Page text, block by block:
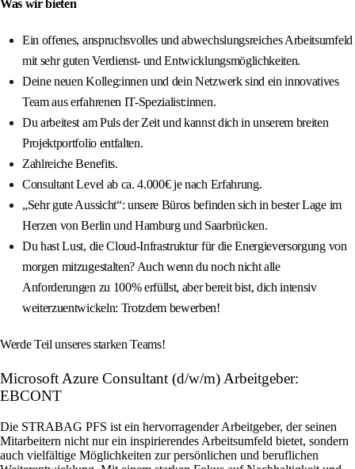
Was wir bieten
Ein offenes, anspruchsvolles und abwechslungsreiches Arbeitsumfeld
mit sehr guten Verdienst- und Entwicklungsmöglichkeiten.
Deine neuen Kolleg:innen und dein Netzwerk sind ein innovatives
Team aus erfahrenen IT-Spezialist:innen.
Du arbeitest am Puls der Zeit und kannst dich in unserem breiten
Projektportfolio entfalten.
Zahlreiche Benefits.
Consultant Level ab ca. 4.000€ je nach Erfahrung.
„Sehr gute Aussicht“: unsere Büros befinden sich in bester Lage im
Herzen von Berlin und Hamburg und Saarbrücken.
Du hast Lust, die Cloud-Infrastruktur für die Energieversorgung von
morgen mitzugestalten? Auch wenn du noch nicht alle
Anforderungen zu 100% erfüllst, aber bereit bist, dich intensiv
weiterzuentwickeln: Trotzdem bewerben!
Werde Teil unseres starken Teams!
Microsoft Azure Consultant (d/w/m) Arbeitgeber:
EBCONT
Die STRABAG PFS ist ein hervorragender Arbeitgeber, der seinen
Mitarbeitern nicht nur ein inspirierendes Arbeitsumfeld bietet, sondern
auch vielfältige Möglichkeiten zur persönlichen und beruflichen